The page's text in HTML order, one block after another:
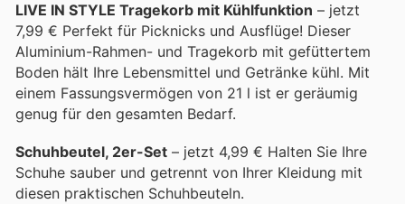
LIVE IN STYLE Tragekorb mit Kühlfunktion – jetzt
7,99 € Perfekt für Picknicks und Ausflüge! Dieser
Aluminium-Rahmen- und Tragekorb mit gefüttertem
Boden hält Ihre Lebensmittel und Getränke kühl. Mit
einem Fassungsvermögen von 21 l ist er geräumig
genug für den gesamten Bedarf.
Schuhbeutel, 2er-Set – jetzt 4,99 € Halten Sie Ihre
Schuhe sauber und getrennt von Ihrer Kleidung mit
diesen praktischen Schuhbeuteln.